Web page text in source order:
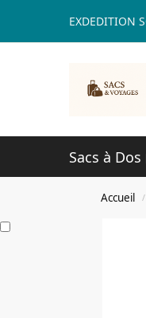
EXDEDITION
Sacs à Dos
Accueil /